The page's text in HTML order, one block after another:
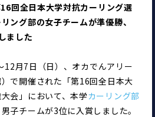
回全日本大学対抗カーリング選
ング部の女子チームが準優勝、
ました
月7日（日）、オカでんアリー
で開催された「第16回全日本大
会」において、本学カーリング部
子チームが3位に入賞しました。